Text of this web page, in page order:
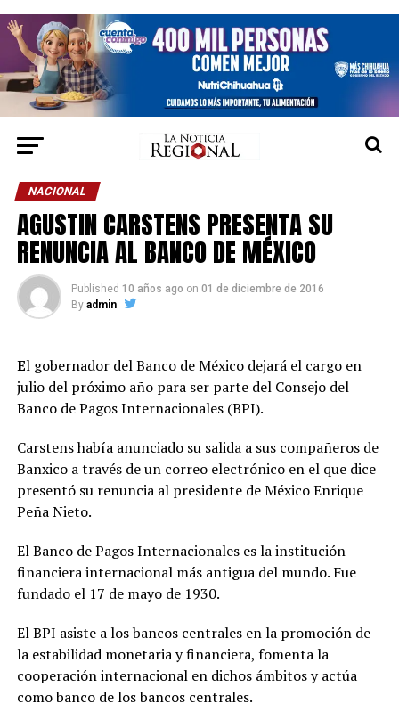
NACIONAL
AGUSTIN CARSTENS PRESENTA SU
RENUNCIA AL BANCO DE MÉXICO
Published 10 años ago on 01 de diciembre de 2016
By admin
El gobernador del Banco de México dejará el cargo en
julio del próximo año para ser parte del Consejo del
Banco de Pagos Internacionales (BPI).
Carstens había anunciado su salida a sus compañeros de
Banxico a través de un correo electrónico en el que dice
presentó su renuncia al presidente de México Enrique
Peña Nieto.
El Banco de Pagos Internacionales es la institución
financiera internacional más antigua del mundo. Fue
fundado el 17 de mayo de 1930.
El BPI asiste a los bancos centrales en la promoción de
la estabilidad monetaria y financiera, fomenta la
cooperación internacional en dichos ámbitos y actúa
como banco de los bancos centrales.